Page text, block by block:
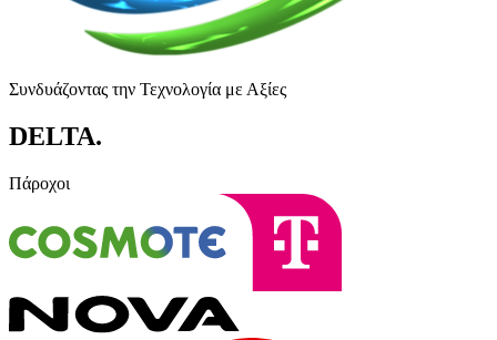
Συνδυάζοντας την Τεχνολογία με Αξίες
DELTA.
Πάροχοι